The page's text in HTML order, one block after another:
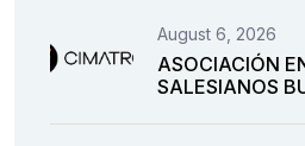
August 6, 2026
ASOCIACIÓN
SALESIANOS